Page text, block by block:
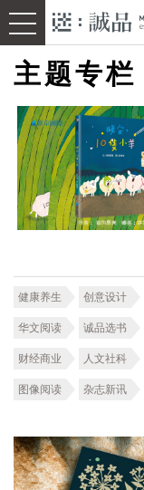
主题专栏
健康养生 创意设计
华文阅读 诚品选书
财经商业 人文社科
图像阅读 杂志新讯